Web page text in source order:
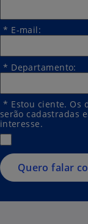
* E-mail:
* Departamento:
* Estou ciente. Os
serão cadastradas
interesse.
Quero falar